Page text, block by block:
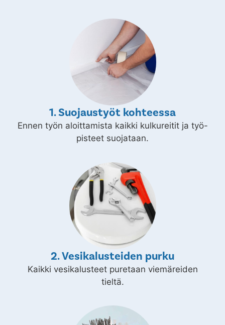
1. Suojaustyöt kohteessa
Ennen työn aloittamista kaikki kulkureitit ja työ-
pisteet suojataan.
2. Vesikalusteiden purku
Kaikki vesikalusteet puretaan viemäreiden
tieltä.